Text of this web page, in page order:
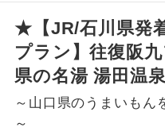
★【JR/石川県発
プラン】往復阪
県の名湯 湯田温
～山口県のうまいもん
～
現地添乗員同
行
現地
（駅
バスガイド乗
務
バス
があ